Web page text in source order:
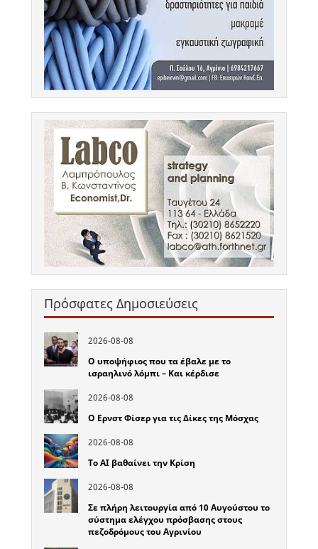
Πρόσφατες Δημοσιεύσεις
2026-08-08
Ο υποψήφιος που τα έβαλε με το
ισραηλινό λόμπι – Και κέρδισε
2026-08-08
Ο Ερνστ Φίσερ για τις Δίκες της Μόσχας
2026-08-08
Το ΑΙ βαθαίνει την Κρίση
2026-08-08
Σε πλήρη λειτουργία από 10 Αυγούστου το
σύστημα ελέγχου πρόσβασης στους
πεζοδρόμους του Αγρινίου